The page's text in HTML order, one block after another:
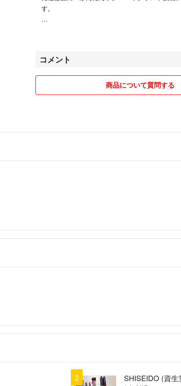
す。
コメント
商品について質問する
3 SHISEIDO (資生